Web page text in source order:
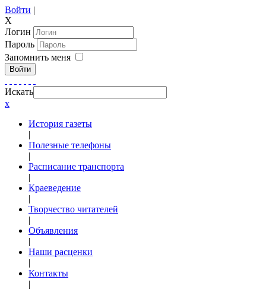
Войти |
X
Логин
Пароль
Запомнить меня
Войти
Искать
x
История газеты
|
Полезные телефоны
|
Расписание транспорта
|
Краеведение
|
Творчество читателей
|
Объявления
|
Наши расценки
|
Контакты
|